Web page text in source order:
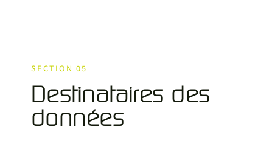
SECTION 05
Destinataires des
données